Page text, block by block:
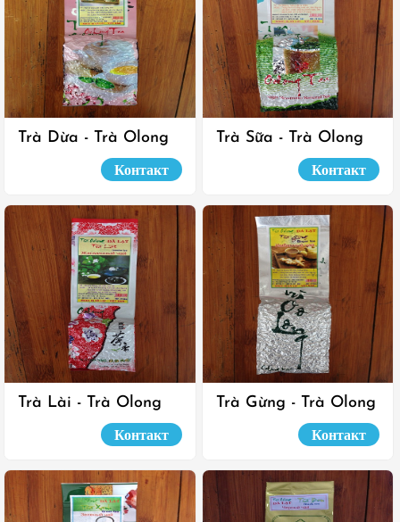
Trà Dừa - Trà Olong
Контакт
Trà Sữa - Trà Olong
Контакт
Trà Lài - Trà Olong
Контакт
Trà Gừng - Trà Olong
Контакт